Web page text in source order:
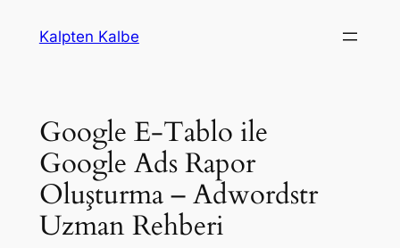
Kalpten Kalbe
Google E-Tablo ile
Google Ads Rapor
Oluşturma – Adwordstr
Uzman Rehberi